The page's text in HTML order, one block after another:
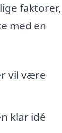
faktorer,
med en
vil være
klar idé